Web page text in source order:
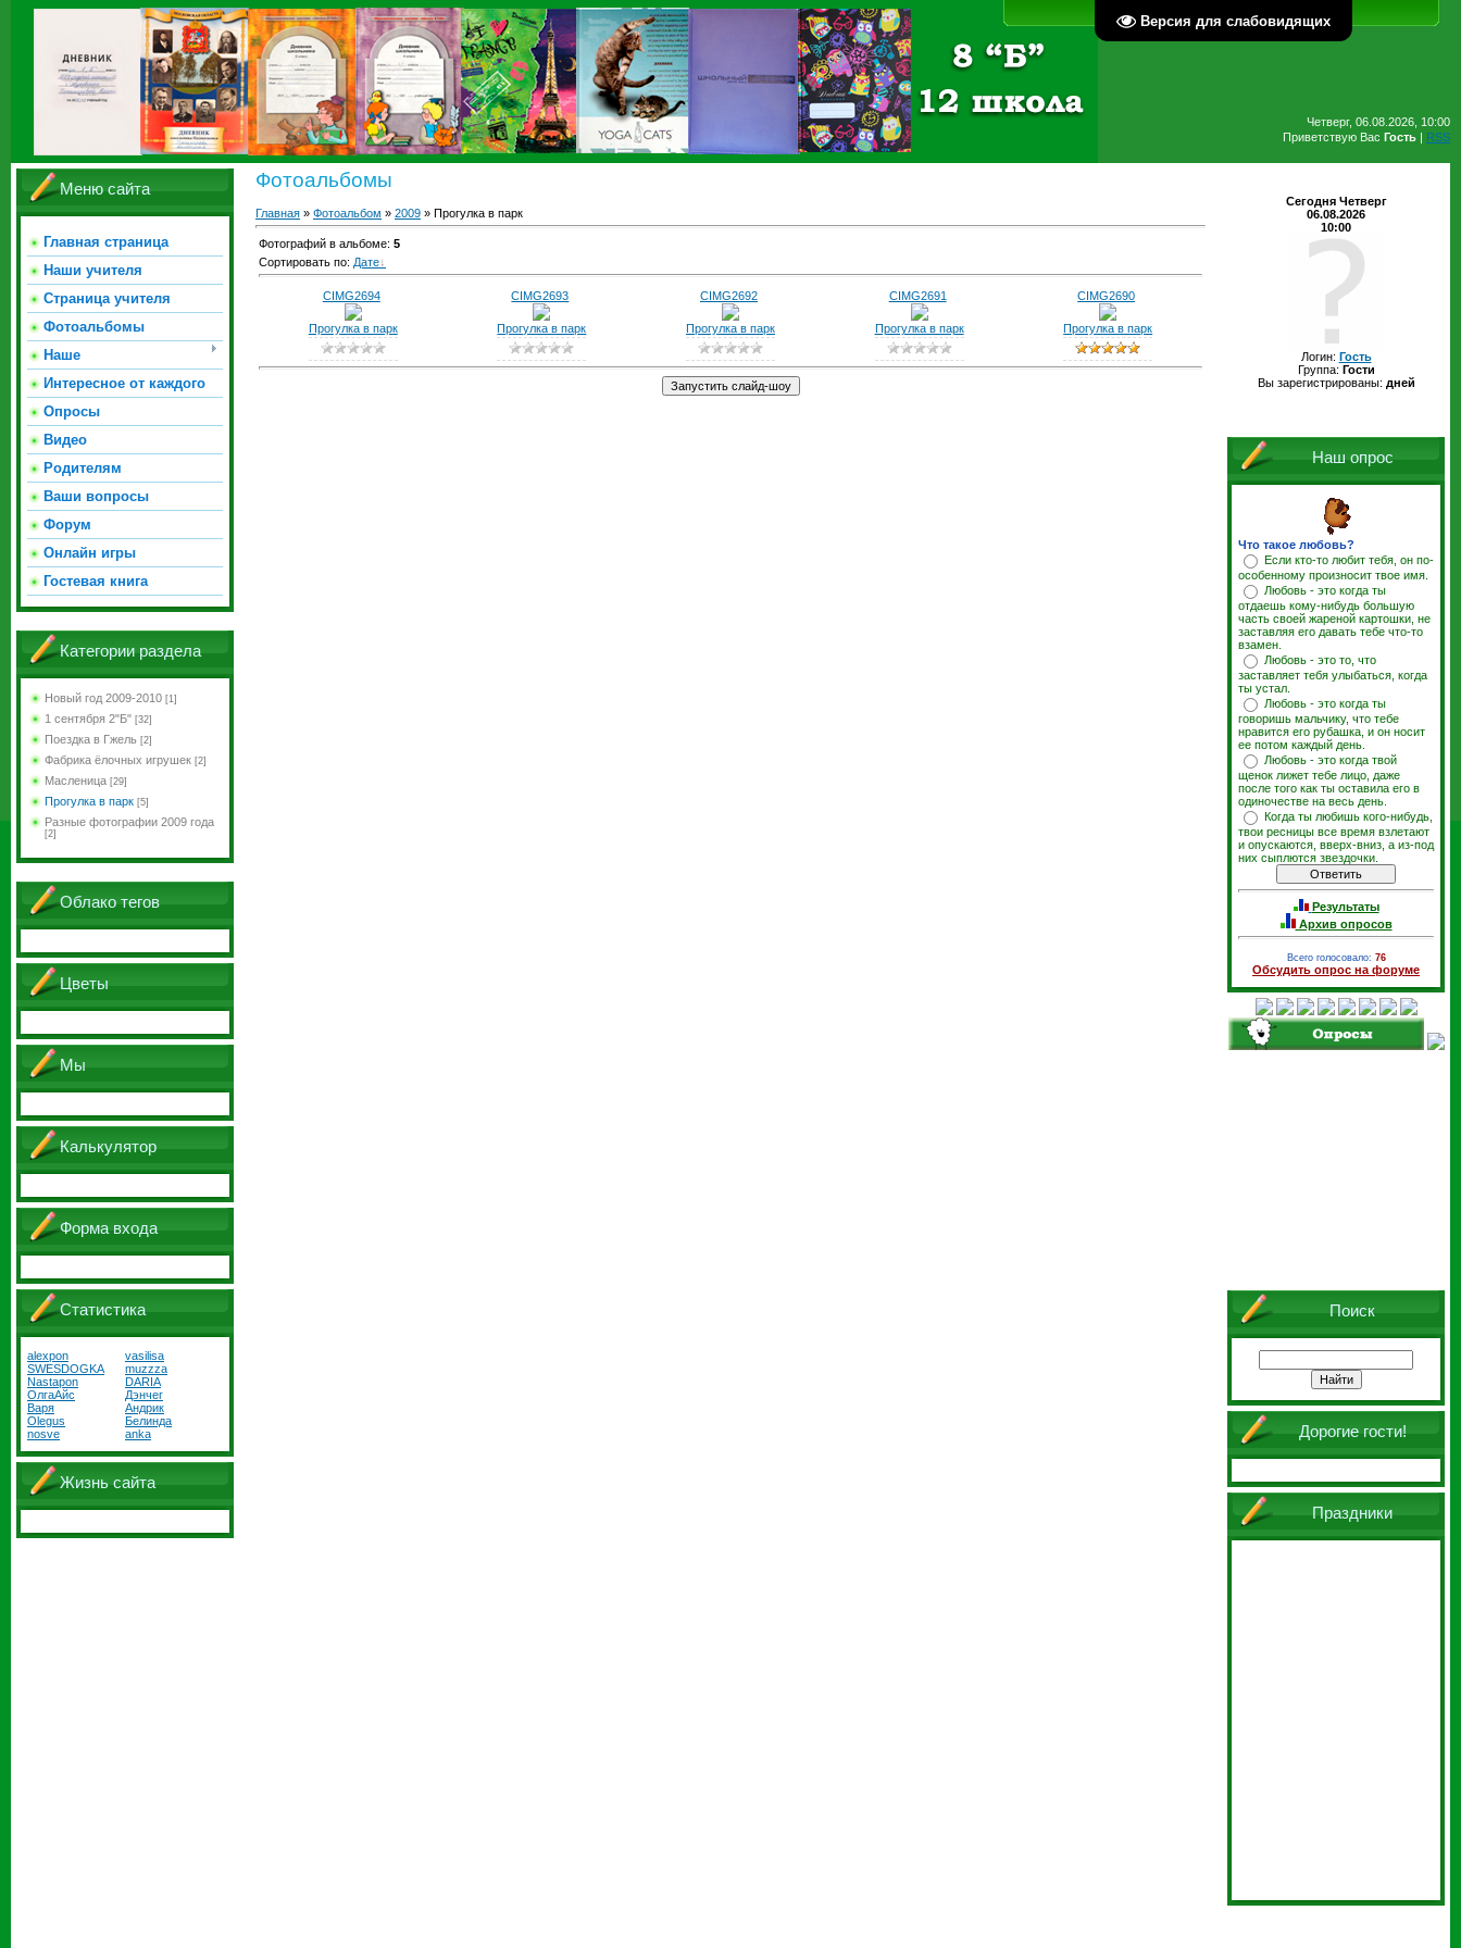
Версия для слабовидящих
Четверг, 06.08.2026, 10:00
Приветствую Вас Гость | RSS
Меню сайта
Главная страница
Наши учителя
Страница учителя
Фотоальбомы
Наше
Интересное от каждого
Опросы
Видео
Родителям
Ваши вопросы
Форум
Онлайн игры
Гостевая книга
Категории раздела
Новый год 2009-2010 [1]
1 сентября 2"Б" [32]
Поездка в Гжель [2]
Фабрика ёлочных игрушек [2]
Масленица [29]
Прогулка в парк [5]
Разные фотографии 2009 года
[2]
Облако тегов
Цветы
Мы
Калькулятор
Форма входа
Статистика
alexpon
vasilisa
SWESDOGKA
muzzza
Nastapon
DARIA
ОлгаАйс
Дэнчег
Варя
Андрик
Olegus
Белинда
nosve
anka
Жизнь сайта
Фотоальбомы
Главная » Фотоальбом » 2009 » Прогулка в парк
Фотографий в альбоме: 5
Сортировать по: Дате
CIMG2694
Прогулка в парк
CIMG2693
Прогулка в парк
CIMG2692
Прогулка в парк
CIMG2691
Прогулка в парк
CIMG2690
Прогулка в парк
Сегодня Четверг
06.08.2026
10:00
Логин: Гость
Группа: Гости
Вы зарегистрированы: дней
Наш опрос
Что такое любовь?
Если кто-то любит тебя, он по-
особенному произносит твое имя.
Любовь - это когда ты
отдаешь кому-нибудь большую
часть своей жареной картошки, не
заставляя его давать тебе что-то
взамен.
Любовь - это то, что
заставляет тебя улыбаться, когда
ты устал.
Любовь - это когда ты
говоришь мальчику, что тебе
нравится его рубашка, и он носит
ее потом каждый день.
Любовь - это когда твой
щенок лижет тебе лицо, даже
после того как ты оставила его в
одиночестве на весь день.
Когда ты любишь кого-нибудь,
твои ресницы все время взлетают
и опускаются, вверх-вниз, а из-под
них сыплются звездочки.
Результаты
Архив опросов
Всего голосовало: 76
Обсудить опрос на форуме
Поиск
Дорогие гости!
Праздники